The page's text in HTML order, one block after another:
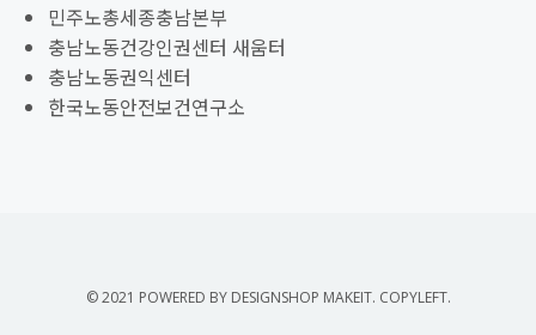
민주노총세종충남본부
충남노동건강인권센터 새움터
충남노동권익센터
한국노동안전보건연구소
© 2021 POWERED BY DESIGNSHOP MAKEIT. COPYLEFT.